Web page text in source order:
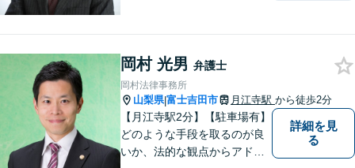
なんでもご相談ください。将
来を見据えた適切なソリュー
ションをご提案いたします。
岡村 光男 弁護士
岡村法律事務所
山梨県|富士吉田市 月江寺駅 から徒歩2分
【月江寺駅2分】【駐車場有】
どのような手段を取るのが良
いか、法的な観点からアドバ
詳細を見
る